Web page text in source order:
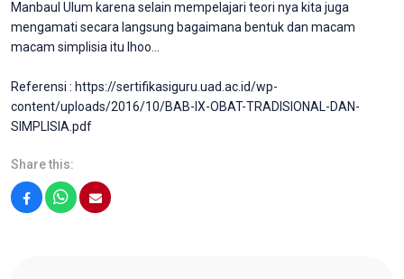
Manbaul Ulum karena selain mempelajari teori nya kita juga
mengamati secara langsung bagaimana bentuk dan macam
macam simplisia itu lhoo…
Referensi : https://sertifikasiguru.uad.ac.id/wp-
content/uploads/2016/10/BAB-IX-OBAT-TRADISIONAL-DAN-
SIMPLISIA.pdf
Share this: